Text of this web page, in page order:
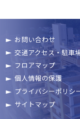
お問い合わせ
交通アクセス・駐車
フロアマップ
個人情報の保護
プライバシーポリシ
サイトマップ